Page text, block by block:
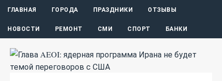
ГЛАВНАЯ ГОРОДА ПРАЗДНИКИ ОТЗЫВЫ
НОВОСТИ РЕМОНТ СМИ СПОРТ БАНКИ